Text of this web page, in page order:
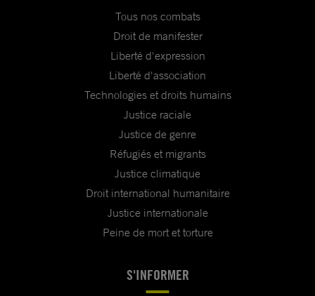
Tous nos combats
Droit de manifester
Liberté d'expression
Liberté d'association
Technologies et droits humains
Justice raciale
Justice de genre
Réfugiés et migrants
Justice climatique
Droit international humanitaire
Justice internationale
Peine de mort et torture
S'INFORMER